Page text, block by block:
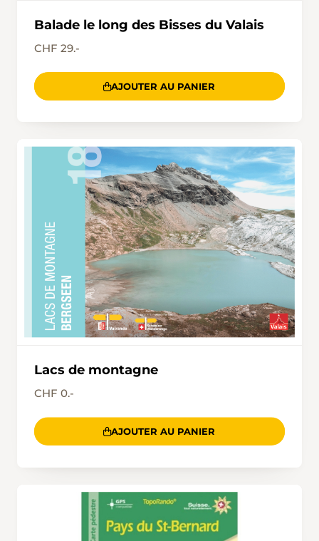
Balade le long des Bisses du Valais
CHF 29.-
AJOUTER AU PANIER
Lacs de montagne
CHF 0.-
AJOUTER AU PANIER